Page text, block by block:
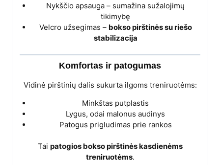
Nykščio apsauga – sumažina sužalojimų
tikimybę
Velcro užsegimas – bokso pirštinės su riešo
stabilizacija
Komfortas ir patogumas
Vidinė pirštinių dalis sukurta ilgoms treniruotėms:
Minkštas putplastis
Lygus, odai malonus audinys
Patogus prigludimas prie rankos
Tai patogios bokso pirštinės kasdienėms
treniruotėms.